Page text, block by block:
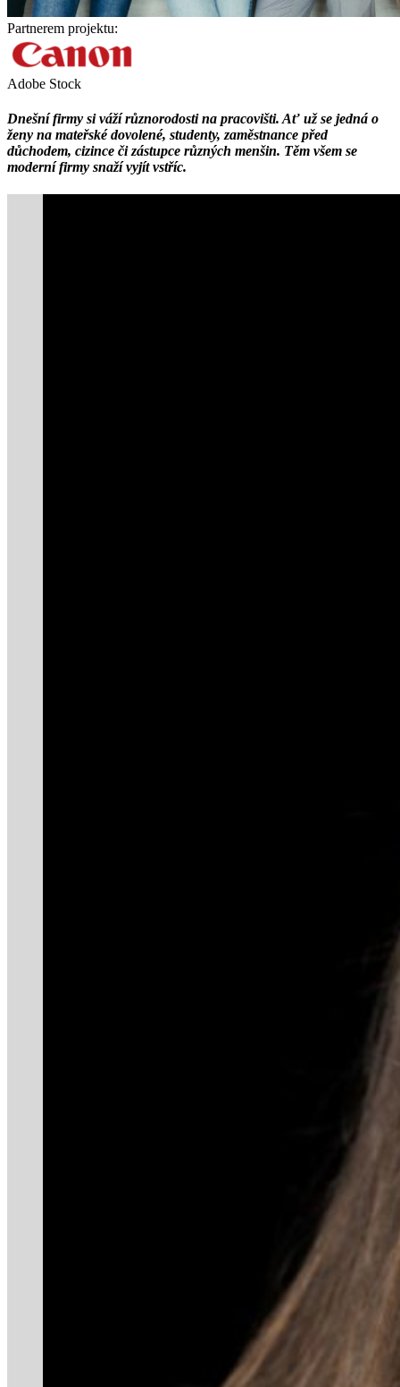
Partnerem projektu:
Adobe Stock
Dnešní firmy si váží různorodosti na pracovišti. Ať už se jedná o
ženy na mateřské dovolené, studenty, zaměstnance před
důchodem, cizince či zástupce různých menšin. Těm všem se
moderní firmy snaží vyjít vstříc.